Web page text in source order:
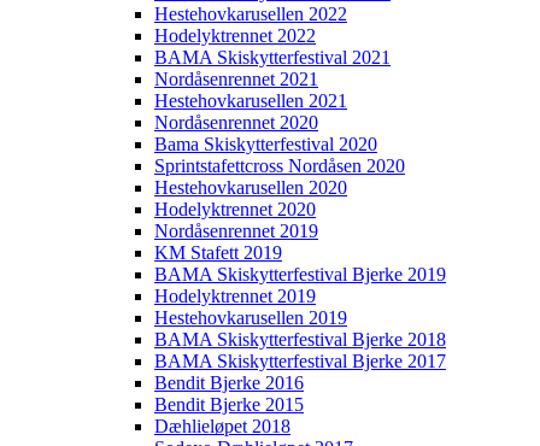
Hestehovkarusellen 2022
Hodelyktrennet 2022
BAMA Skiskytterfestival 2021
Nordåsenrennet 2021
Hestehovkarusellen 2021
Nordåsenrennet 2020
Bama Skiskytterfestival 2020
Sprintstafettcross Nordåsen 2020
Hestehovkarusellen 2020
Hodelyktrennet 2020
Nordåsenrennet 2019
KM Stafett 2019
BAMA Skiskytterfestival Bjerke 2019
Hodelyktrennet 2019
Hestehovkarusellen 2019
BAMA Skiskytterfestival Bjerke 2018
BAMA Skiskytterfestival Bjerke 2017
Bendit Bjerke 2016
Bendit Bjerke 2015
Dæhlieløpet 2018